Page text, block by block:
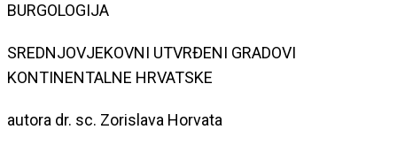
BURGOLOGIJA
SREDNJOVJEKOVNI UTVRĐENI GRADOVI
KONTINENTALNE HRVATSKE
autora dr. sc. Zorislava Horvata